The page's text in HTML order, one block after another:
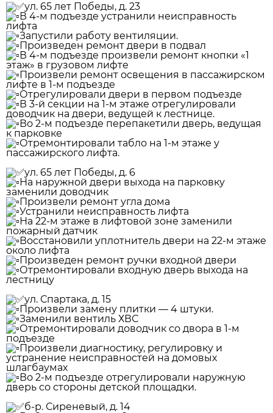
️ул. 65 лет Победы, д. 23
В 4-м подъезде устранили неисправность
лифта
Запустили работу вентиляции.
Произведен ремонт двери в подвал
В 4-м подъезде произвели ремонт кнопки «1
этаж» в грузовом лифте
Произвели ремонт освещения в пассажирском
лифте в 1-м подъезде
Отрегулировали двери в первом подъезде
В 3-й секции на 1-м этаже отрегулировали
доводчик на двери, ведущей к лестнице.
Во 2-м подъезде перепакетили дверь, ведущая
к парковке
Отремонтировали табло на 1-м этаже у
пассажирского лифта.
️ул. 65 лет Победы, д. 6
На наружной двери выхода на парковку
заменили доводчик
Произвели ремонт угла дома
Устранили неисправность лифта
На 22-м этаже в лифтовой зоне заменили
пожарный датчик
Восстановили уплотнитель двери на 22-м этаже
около лифта
Произведен ремонт ручки входной двери
Отремонтировали входную дверь выхода на
лестницу
️ул. Спартака, д. 15
Произвели замену плитки — 4 штуки.
Заменили вентиль ХВС
Отремонтировали доводчик со двора в 1-м
подъезде
Произвели диагностику, регулировку и
устранение неисправностей на домовых
шлагбаумах
Во 2-м подъезде отрегулировали наружную
дверь со стороны детской площадки.
️б-р. Сиреневый, д. 14